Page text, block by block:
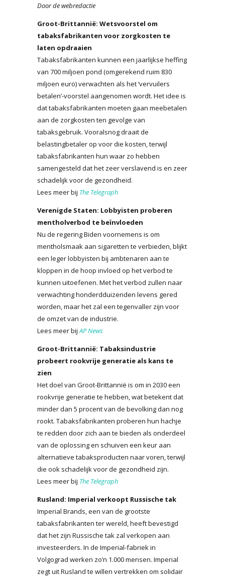
Door de webredactie
Groot-Brittannië: Wetsvoorstel om
tabaksfabrikanten voor zorgkosten te
laten opdraaien
Tabaksfabrikanten kunnen een jaarlijkse heffing
van 700 miljoen pond (omgerekend ruim 830
miljoen euro) verwachten als het ‘vervuilers
betalen’-voorstel aangenomen wordt. Het idee is
dat tabaksfabrikanten moeten gaan meebetalen
aan de zorgkosten ten gevolge van
tabaksgebruik. Vooralsnog draait de
belastingbetaler op voor die kosten, terwijl
tabaksfabrikanten hun waar zo hebben
samengesteld dat het zeer verslavend is en zeer
schadelijk voor de gezondheid.
Lees meer bij The Telegraph
Verenigde Staten: Lobbyisten proberen
mentholverbod te beïnvloeden
Nu de regering Biden voornemens is om
mentholsmaak aan sigaretten te verbieden, blijkt
een leger lobbyisten bij ambtenaren aan te
kloppen in de hoop invloed op het verbod te
kunnen uitoefenen. Met het verbod zullen naar
verwachting honderdduizenden levens gered
worden, maar het zal een tegenvaller zijn voor
de omzet van de industrie.
Lees meer bijAP News
Groot-Brittannië: Tabaksindustrie
probeert rookvrije generatie als kans te
zien
Het doel van Groot-Brittannië is om in 2030 een
rookvrije generatie te hebben, wat betekent dat
minder dan 5 procent van de bevolking dan nog
rookt. Tabaksfabrikanten proberen hun hachje
te redden door zich aan te bieden als onderdeel
van de oplossing en schuiven een keur aan
alternatieve tabaksproducten naar voren, terwijl
die ook schadelijk voor de gezondheid zijn.
Lees meer bij The Telegraph
Rusland: Imperial verkoopt Russische tak
Imperial Brands, een van de grootste
tabaksfabrikanten ter wereld, heeft bevestigd
dat het zijn Russische tak zal verkopen aan
investeerders. In de Imperial-fabriek in
Volgograd werken zo’n 1.000 mensen. Imperial
zegt uit Rusland te willen vertrekken om solidair